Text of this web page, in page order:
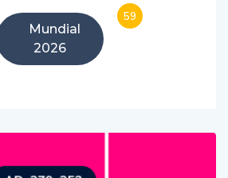
Mundial
2026
59